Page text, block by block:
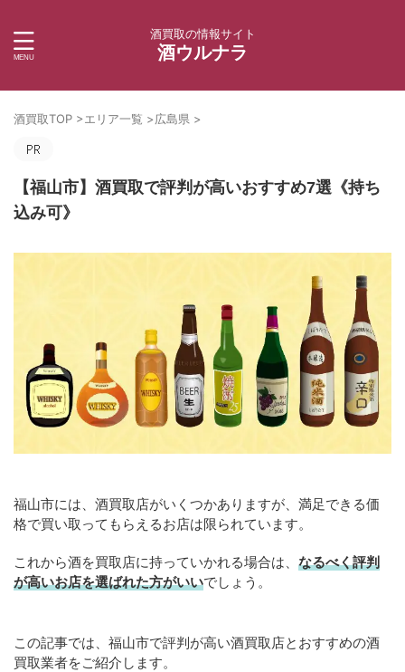
酒買取の情報サイト
酒ウルナラ
酒買取TOP >エリア一覧 >広島県 >
【福山市】酒買取で評判が高いおすすめ7選《持ち
込み可》
福山市には、酒買取店がいくつかありますが、満足できる価
格で買い取ってもらえるお店は限られています。
これから酒を買取店に持っていかれる場合は、 なるべく評判
が高いお店を選ばれた方がいいでしょう。
この記事では、福山市で評判が高い酒買取店とおすすめの酒
買取業者をご紹介します。